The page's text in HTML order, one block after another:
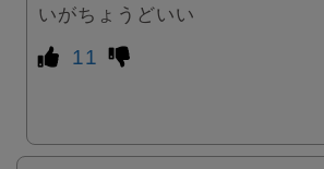
いがちょうどいい
11